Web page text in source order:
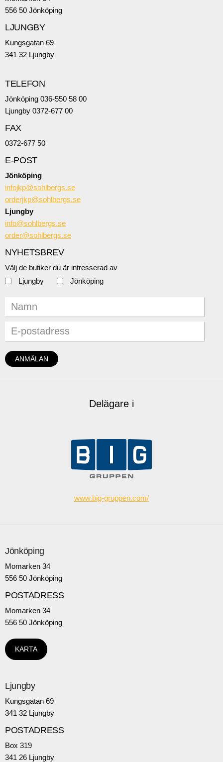
556 50 Jönköping
LJUNGBY
Kungsgatan 69
341 32 Ljungby
TELEFON
Jönköping 036-550 58 00
Ljungby 0372-677 00
FAX
0372-677 50
E-POST
Jönköping
infojkp@sohlbergs.se
orderjkp@sohlbergs.se
Ljungby
info@sohlbergs.se
order@sohlbergs.se
NYHETSBREV
Välj de butiker du är intresserad av
Ljungby
Jönköping
Delägare i
www.big-gruppen.com/
Jönköping
Momarken 34
556 50 Jönköping
POSTADRESS
Momarken 34
556 50 Jönköping
KARTA
Ljungby
Kungsgatan 69
341 32 Ljungby
POSTADRESS
Box 319
341 26 Ljungby